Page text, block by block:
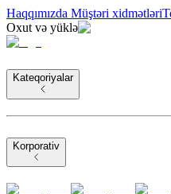
Haqqımızda Müştəri xidmətləri
Oxut və yüklə
Kateqoriyalar
Korporativ